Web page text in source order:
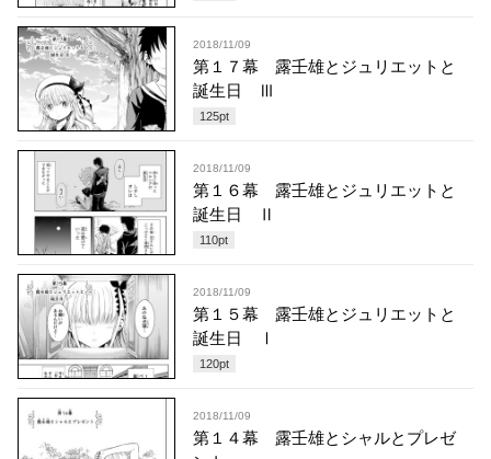
2018/11/09
第１７幕 露壬雄とジュリエットと
誕生日 Ⅲ
125pt
2018/11/09
第１６幕 露壬雄とジュリエットと
誕生日 Ⅱ
110pt
2018/11/09
第１５幕 露壬雄とジュリエットと
誕生日 Ⅰ
120pt
2018/11/09
第１４幕 露壬雄とシャルとプレゼ